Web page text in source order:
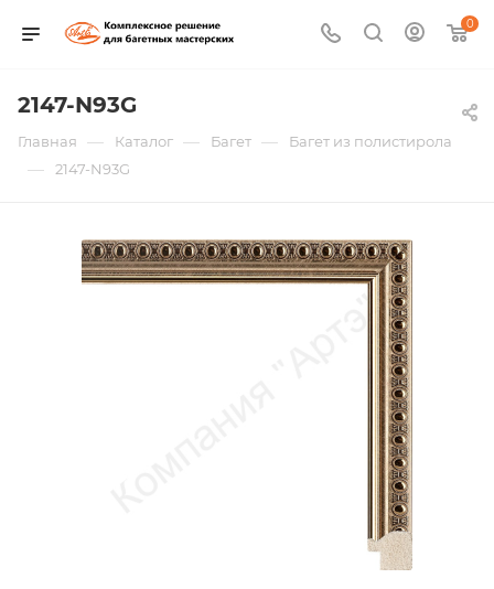
0
2147-N93G
Главная — Каталог — Багет — Багет из полистирола
— 2147-N93G